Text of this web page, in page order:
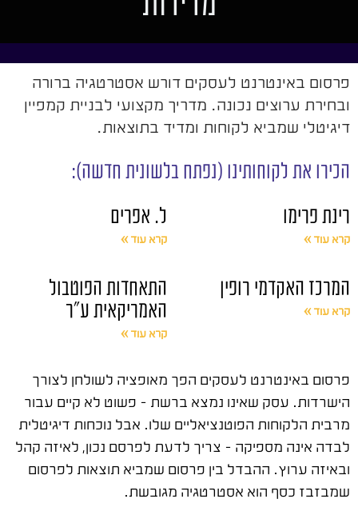
פרסום באינטרנט לעסקים דורש אסטרטגיה ברורה
ובחירת ערוצים נכונה. מדריך מקצועי לבניית קמפיין
דיגיטלי שמביא לקוחות ומדיד בתוצאות.
הכירו את לקוחותינו (נפתח בלשונית חדשה):
רינת פרימו
קרא עוד »
ל. אפרים
קרא עוד »
המרכז האקדמי רופין
קרא עוד »
התאחדות הפוטבול
האמריקאית ע"ר
קרא עוד »
פרסום באינטרנט לעסקים הפך מאופציה לשולחן לצורך
הישרדות. עסק שאינו נמצא ברשת – פשוט לא קיים עבור
מרבית הלקוחות הפוטנציאליים שלו. אבל נוכחות דיגיטלית
לבדה אינה מספיקה – צריך לדעת לפרסם נכון, לאיזה קהל
ובאיזה ערוץ. ההבדל בין פרסום שמביא תוצאות לפרסום
שמבזבז כסף הוא אסטרטגיה מגובשת.